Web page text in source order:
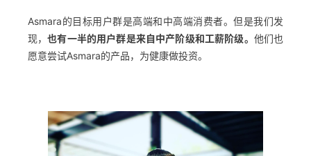
Asmara的目标用户群是高端和中高端消费者。但是我们发
现，也有一半的用户群是来自中产阶级和工薪阶级。 他们也
愿意尝试Asmara的产品，为健康做投资。